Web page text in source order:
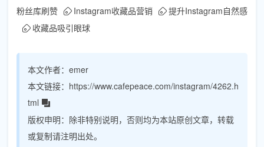
粉丝库刷赞
Instagram收藏品营销
提升Instagram自然感
收藏品吸引眼球
本文作者： emer
本文链接： https://www.cafepeace.com/instagram/4262.h
tml
版权申明： 除非特别说明，否则均为本站原创文章，转载
或复制请注明出处。